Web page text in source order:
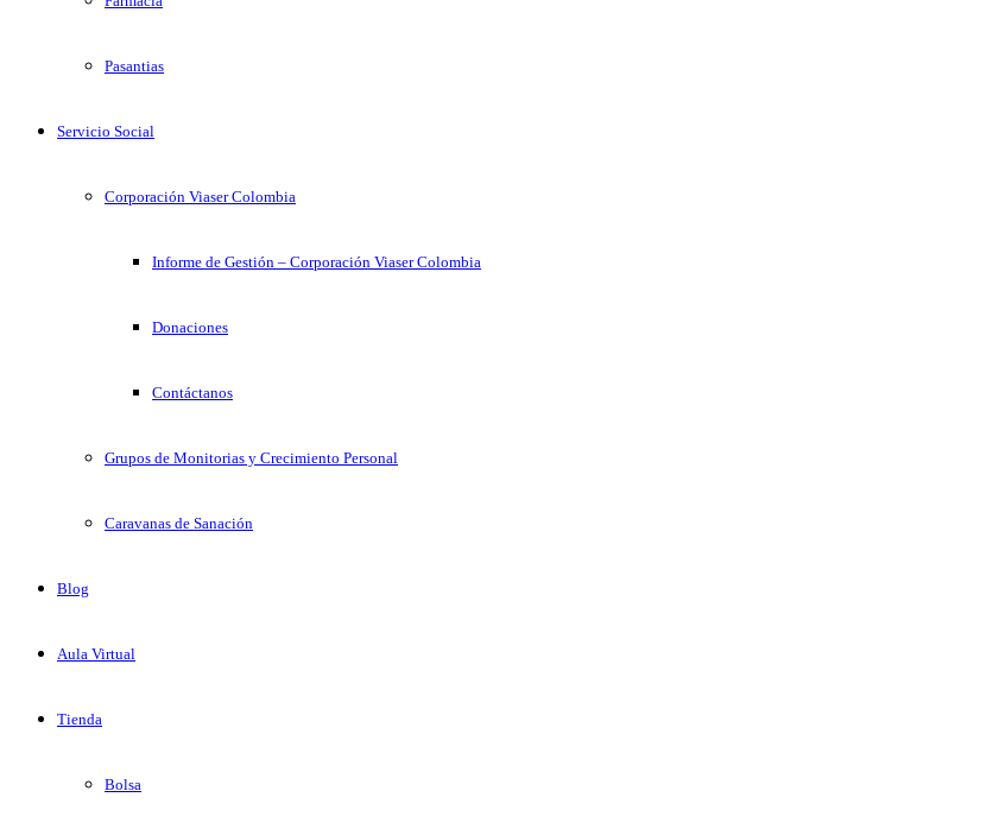
Pasantias
Servicio Social
Corporación Viaser Colombia
Informe de Gestión – Corporación Viaser Colombia
Donaciones
Contáctanos
Grupos de Monitorias y Crecimiento Personal
Caravanas de Sanación
Blog
Aula Virtual
Tienda
Bolsa